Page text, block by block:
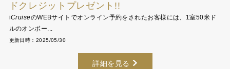
ドクレジットプレゼント!!
iCruiseのWEBサイトでオンライン予約をされたお客様には、1室50米ド
ルのオンボー...
更新日時：2025/05/30
詳細を見る